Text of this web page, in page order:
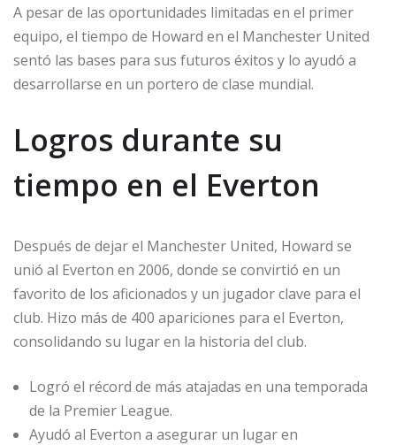
A pesar de las oportunidades limitadas en el primer
equipo, el tiempo de Howard en el Manchester United
sentó las bases para sus futuros éxitos y lo ayudó a
desarrollarse en un portero de clase mundial.
Logros durante su
tiempo en el Everton
Después de dejar el Manchester United, Howard se
unió al Everton en 2006, donde se convirtió en un
favorito de los aficionados y un jugador clave para el
club. Hizo más de 400 apariciones para el Everton,
consolidando su lugar en la historia del club.
Logró el récord de más atajadas en una temporada
de la Premier League.
Ayudó al Everton a asegurar un lugar en